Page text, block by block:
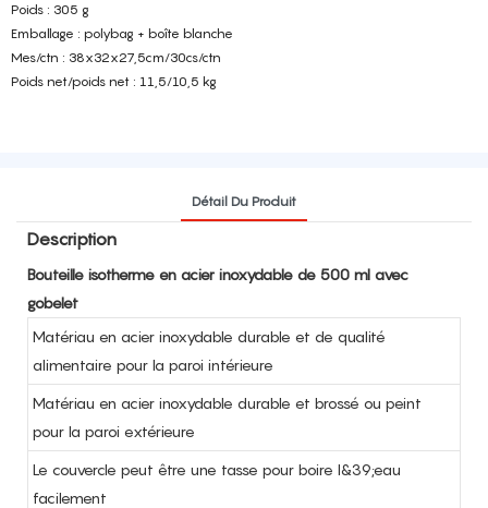
Poids : 305 g
Emballage : polybag + boîte blanche
Mes/ctn : 38x32x27,5cm/30cs/ctn
Poids net/poids net : 11,5/10,5 kg
Détail Du Produit
Description
Bouteille isotherme en acier inoxydable de 500 ml avec
gobelet
Matériau en acier inoxydable durable et de qualité
alimentaire pour la paroi intérieure
Matériau en acier inoxydable durable et brossé ou peint
pour la paroi extérieure
Le couvercle peut être une tasse pour boire l&39;eau
facilement